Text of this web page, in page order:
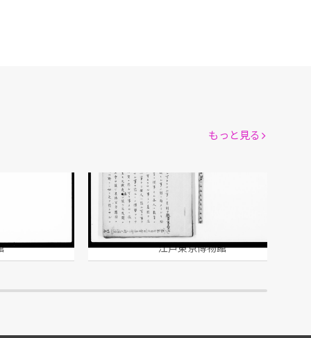
江戸東京博物館
もっと見る